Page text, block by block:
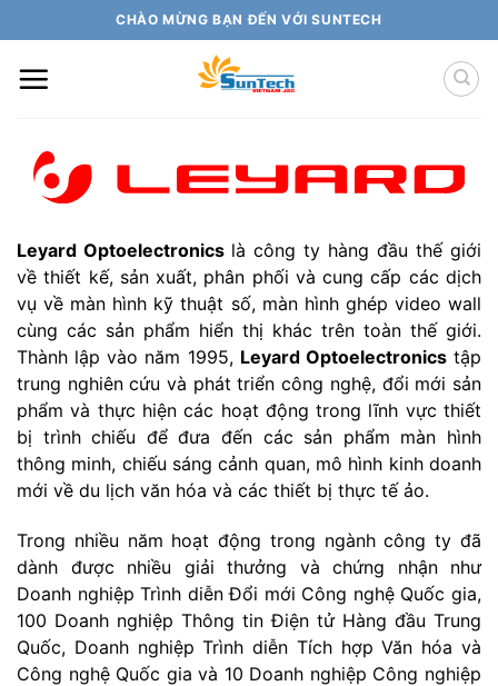
to
content
CHÀO MỪNG BẠN ĐẾN VỚI SUNTECH
Leyard Optoelectronics là công ty hàng đầu thế giới
về thiết kế, sản xuất, phân phối và cung cấp các dịch
vụ về màn hình kỹ thuật số, màn hình ghép video wall
cùng các sản phẩm hiển thị khác trên toàn thế giới.
Thành lập vào năm 1995, Leyard Optoelectronicstập
trung nghiên cứu và phát triển công nghệ, đổi mới sản
phẩm và thực hiện các hoạt động trong lĩnh vực thiết
bị trình chiếu để đưa đến các sản phẩm màn hình
thông minh, chiếu sáng cảnh quan, mô hình kinh doanh
mới về du lịch văn hóa và các thiết bị thực tế ảo.
Trong nhiều năm hoạt động trong ngành công ty đã
dành được nhiều giải thưởng và chứng nhận như
Doanh nghiệp Trình diễn Đổi mới Công nghệ Quốc gia,
100 Doanh nghiệp Thông tin Điện tử Hàng đầu Trung
Quốc, Doanh nghiệp Trình diễn Tích hợp Văn hóa và
Công nghệ Quốc gia và 10 Doanh nghiệp Công nghiệp